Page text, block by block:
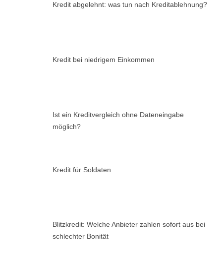
Kredit abgelehnt: was tun nach Kreditablehnung?
Kredit bei niedrigem Einkommen
Ist ein Kreditvergleich ohne Dateneingabe
möglich?
Kredit für Soldaten
Blitzkredit: Welche Anbieter zahlen sofort aus bei
schlechter Bonität